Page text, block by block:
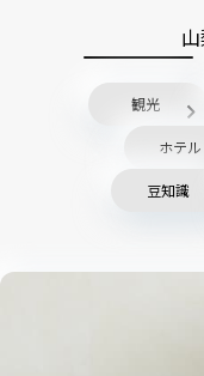
観光
ホテル
豆知識